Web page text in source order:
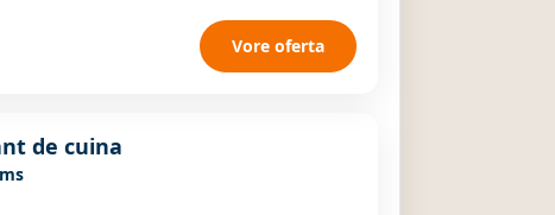
Vore oferta
de cuina